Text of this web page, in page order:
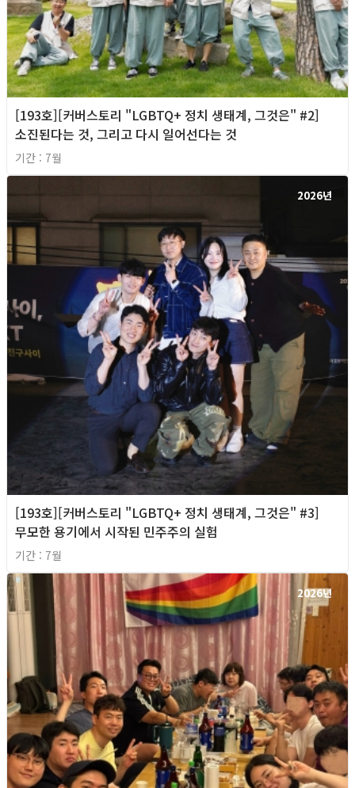
[193호][커버스토리 "LGBTQ+ 정치 생태계, 그것은" #2]
소진된다는 것, 그리고 다시 일어선다는 것
기간 : 7월
2026년
[193호][커버스토리 "LGBTQ+ 정치 생태계, 그것은" #3]
무모한 용기에서 시작된 민주주의 실험
기간 : 7월
2026년